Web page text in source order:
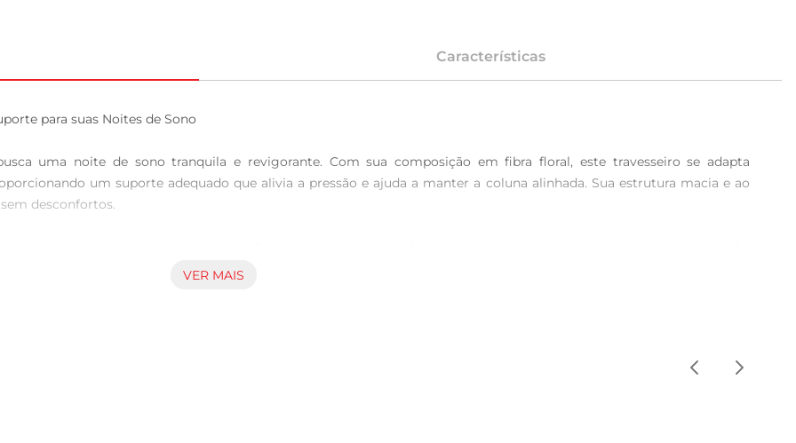
Características
para suas Noites de Sono
uma noite de sono tranquila e revigorante. Com sua composição em fibra floral, este travesseiro se adapta
um suporte adequado que alivia a pressão e ajuda a manter a coluna alinhada. Sua estrutura macia e ao
desconfortos.
encaixa perfeitamente em diversas capas de travesseiro, permitindo que você personalize ainda mais a sua decoração.
VER MAIS